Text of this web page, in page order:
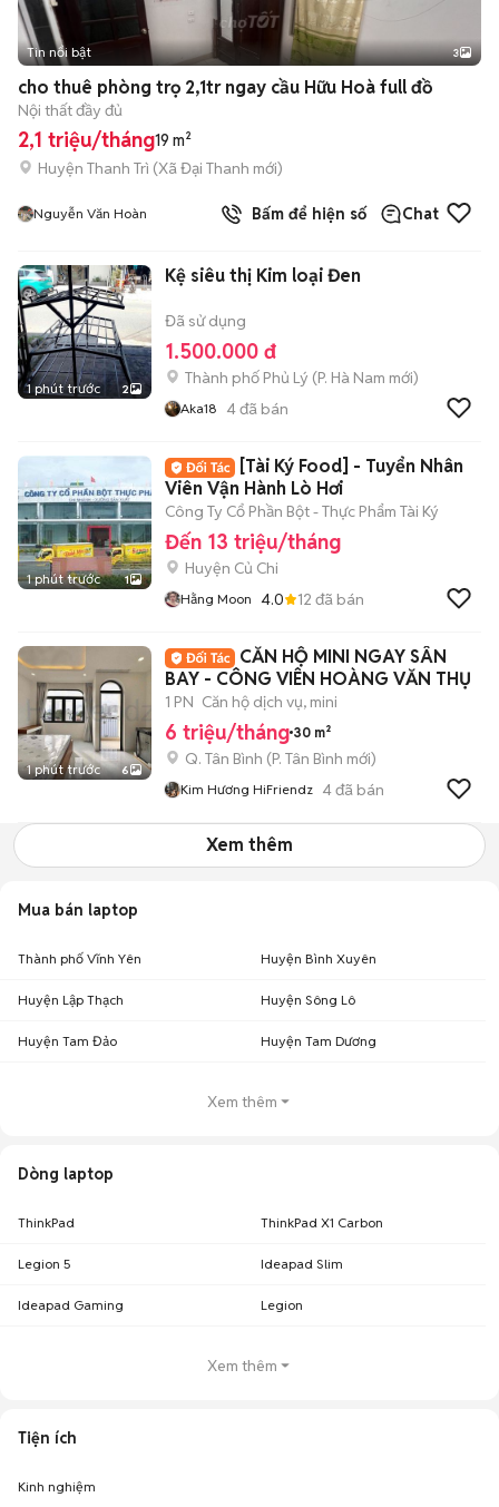
Tin nổi bật 3
cho thuê phòng trọ 2,1tr ngay cầu Hữu Hoà full đồ
Nội thất đầy đủ
2,1 triệu/tháng19 m²
Huyện Thanh Trì (Xã Đại Thanh mới)
Nguyễn Văn Hoàn Bấm để hiện số Chat
1 phút trước 2
Kệ siêu thị Kim loại Đen
Đã sử dụng
1.500.000 đ
Thành phố Phủ Lý (P. Hà Nam mới)
Aka18 4đã bán
1 phút trước 1
[Tài Ký Food] - Tuyển Nhân
Viên Vận Hành Lò Hơi
Công Ty Cổ Phần Bột - Thực Phẩm Tài Ký
Đến 13 triệu/tháng
Huyện Củ Chi
Hằng Moon 4.0 12 đã bán
1 phút trước 6
CĂN HỘ MINI NGAY SÂN
BAY - CÔNG VIÊN HOÀNG VĂN THỤ
1 PN Căn hộ dịch vụ, mini
6 triệu/tháng 30 m²
Q. Tân Bình (P. Tân Bình mới)
Kim Hương HiFriendz 4đã bán
Xem thêm
Mua bán laptop
Thành phố Vĩnh Yên Huyện Bình Xuyên
Huyện Lập Thạch Huyện Sông Lô
Huyện Tam Đảo Huyện Tam Dương
Xem thêm
Dòng laptop
ThinkPad ThinkPad X1 Carbon
Legion 5 Ideapad Slim
Ideapad Gaming Legion
Xem thêm
Tiện ích
Kinh nghiệm